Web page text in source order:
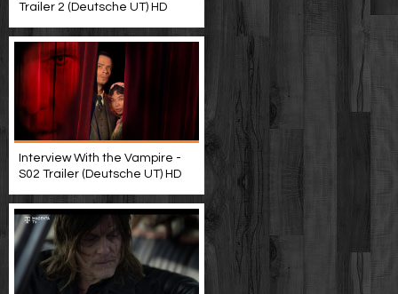
Trailer 2 (Deutsche UT) HD
Interview With the Vampire -
S02 Trailer (Deutsche UT) HD